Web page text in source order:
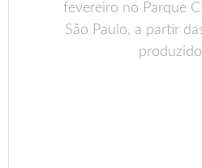
fevereiro no Parque
São Paulo, a partir